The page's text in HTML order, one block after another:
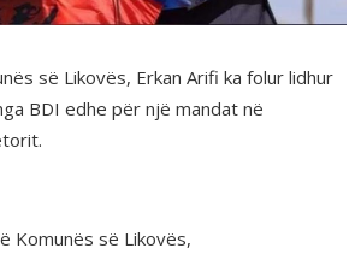
së Likovës, Erkan Arifi ka folur lidhur
BDI edhe për një mandat në
Komunës së Likovës,